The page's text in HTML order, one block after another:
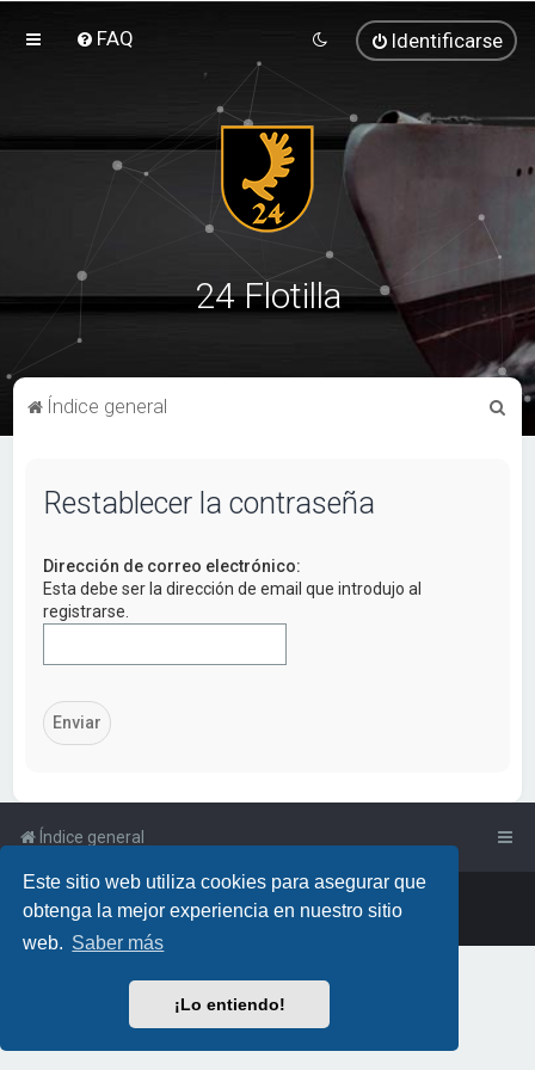
Este sitio web utiliza cookies para asegurar que
obtenga la mejor experiencia en nuestro sitio
web. Saber más
¡Lo entiendo!
FAQ Identificarse
24 Flotilla
Índice general
Restablecer la contraseña
Dirección de correo electrónico:
Esta debe ser la dirección de email que introdujo al
registrarse.
Índice general
Powered by phpBB • Design by
PlanetStyles
Traducción al español porphpBB España